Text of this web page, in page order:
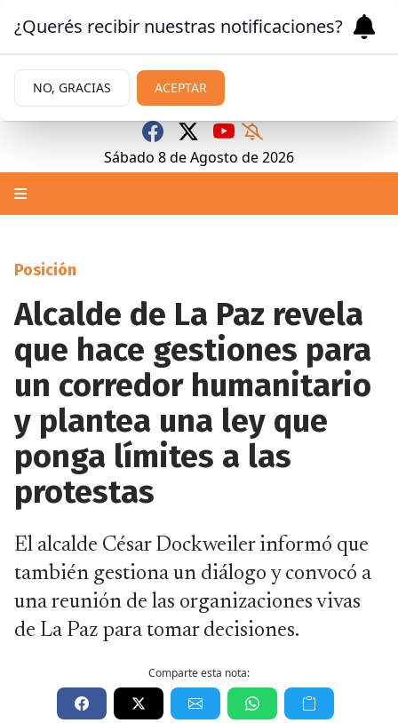
Sábado 8deAgosto de 2026
Posición
Alcalde de La Paz revela
que hace gestiones para
un corredor humanitario
y plantea una ley que
ponga límites a las
protestas
El alcalde César Dockweiler informó que
también gestiona un diálogo y convocó a
una reunión de las organizaciones vivas
de La Paz para tomar decisiones.
Comparte esta nota:
¿Querés recibir nuestras notificaciones?
NO, GRACIAS ACEPTAR